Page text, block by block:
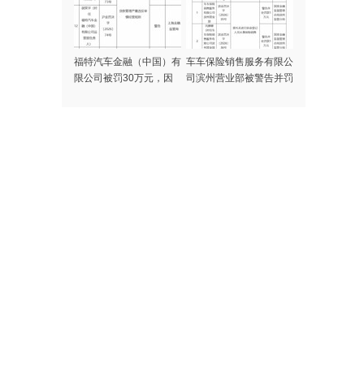
福特汽车金融（中国）有
限公司被罚30万元，因
车车保险销售服务有限公
司滨州营业部被警告并罚